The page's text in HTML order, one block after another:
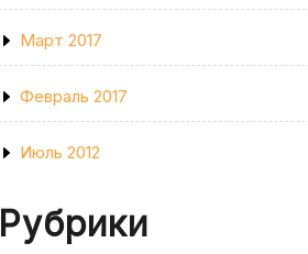
Март 2017
Февраль 2017
Июль 2012
Рубрики